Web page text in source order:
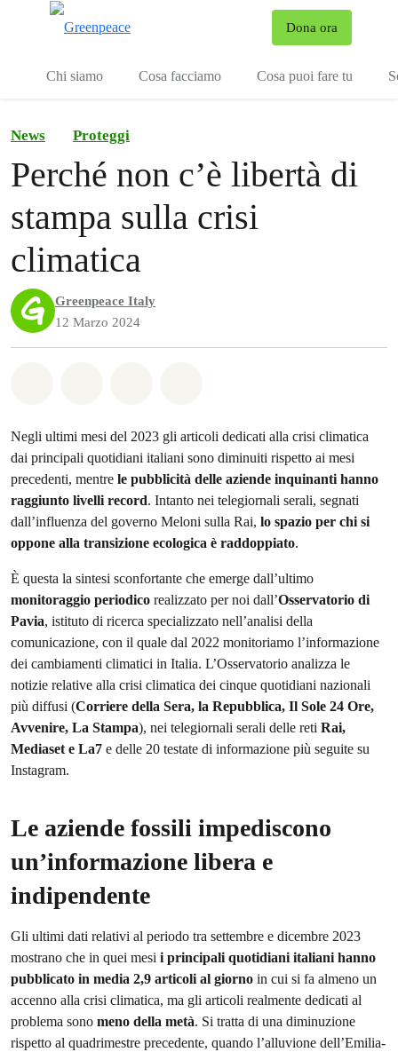
Dona ora
Chi siamo Cosa facciamo Cosa puoi fare tu
News Proteggi
Perché non c’è libertà di
stampa sulla crisi
climatica
Greenpeace Italy
12 Marzo 2024
Negli ultimi mesi del 2023 gli articoli dedicati alla crisi climatica
dai principali quotidiani italiani sono diminuiti rispetto ai mesi
precedenti, mentre le pubblicità delle aziende inquinanti hanno
raggiunto livelli record. Intanto nei telegiornali serali, segnati
dall’influenza del governo Meloni sulla Rai, lo spazio per chi si
oppone alla transizione ecologica è raddoppiato.
È questa la sintesi sconfortante che emerge dall’ultimo
monitoraggio periodico realizzato per noi dall’Osservatorio di
Pavia, istituto di ricerca specializzato nell’analisi della
comunicazione, con il quale dal 2022 monitoriamo l’informazione
dei cambiamenti climatici in Italia. L’Osservatorio analizza le
notizie relative alla crisi climatica dei cinque quotidiani nazionali
più diffusi (Corriere della Sera, la Repubblica, Il Sole 24 Ore,
Avvenire, La Stampa), nei telegiornali serali delle reti Rai,
Mediaset e La7 e delle 20 testate di informazione più seguite su
Instagram.
Le aziende fossili impediscono
un’informazione libera e
indipendente
Gli ultimi dati relativi al periodo tra settembre e dicembre 2023
mostrano che in quei mesi i principali quotidiani italiani hanno
pubblicato in media 2,9 articoli al giorno in cui si fa almeno un
accenno alla crisi climatica, ma gli articoli realmente dedicati al
problema sono meno della metà. Si tratta di una diminuzione
rispetto al quadrimestre precedente, quando l’alluvione dell’Emilia-